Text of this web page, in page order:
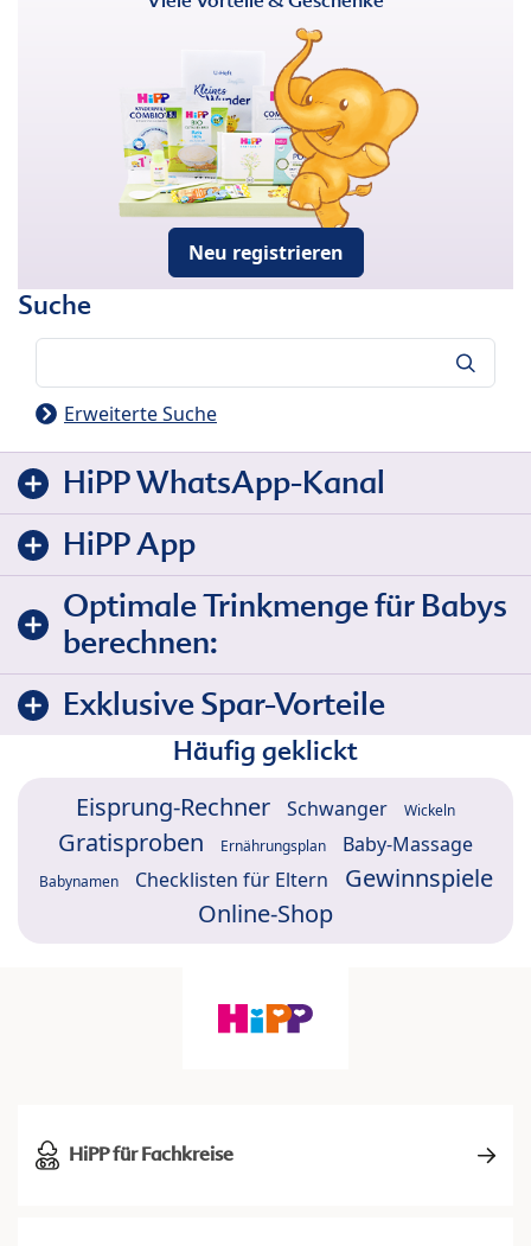
Neu registrieren
Suche
Erweiterte Suche
HiPP WhatsApp-Kanal
HiPP App
Optimale Trinkmenge für Babys
berechnen:
Exklusive Spar-Vorteile
Häufig geklickt
Eisprung-Rechner Schwanger Wickeln
Gratisproben Ernährungsplan Baby-Massage
Babynamen Checklisten für Eltern
Gewinnspiele
Online-Shop
HiPP für Fachkreise